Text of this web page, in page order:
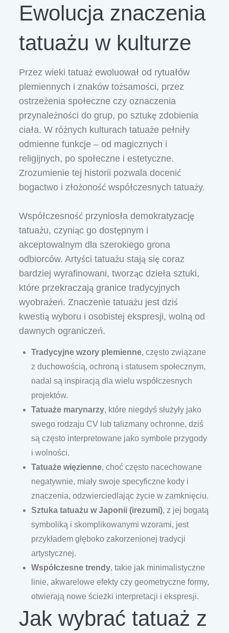
Ewolucja znaczenia
tatuażu w kulturze
Przez wieki tatuaż ewoluował od rytuałów
plemiennych i znaków tożsamości, przez
ostrzeżenia społeczne czy oznaczenia
przynależności do grup, po sztukę zdobienia
ciała. W różnych kulturach tatuaże pełniły
odmienne funkcje – od magicznych i
religijnych, po społeczne i estetyczne.
Zrozumienie tej historii pozwala docenić
bogactwo i złożoność współczesnych tatuaży.
Współczesność przyniosła demokratyzację
tatuażu, czyniąc go dostępnym i
akceptowalnym dla szerokiego grona
odbiorców. Artyści tatuażu stają się coraz
bardziej wyrafinowani, tworząc dzieła sztuki,
które przekraczają granice tradycyjnych
wyobrażeń. Znaczenie tatuażu jest dziś
kwestią wyboru i osobistej ekspresji, wolną od
dawnych ograniczeń.
Tradycyjne wzory plemienne, często związane
z duchowością, ochroną i statusem społecznym,
nadal są inspiracją dla wielu współczesnych
projektów.
Tatuaże marynarzy, które niegdyś służyły jako
swego rodzaju CV lub talizmany ochronne, dziś
są często interpretowane jako symbole przygody
i wolności.
Tatuaże więzienne, choć często nacechowane
negatywnie, miały swoje specyficzne kody i
znaczenia, odzwierciedlając życie w zamknięciu.
Sztuka tatuażu w Japonii (irezumi), z jej bogatą
symboliką i skomplikowanymi wzorami, jest
przykładem głęboko zakorzenionej tradycji
artystycznej.
Współczesne trendy, takie jak minimalistyczne
linie, akwarelowe efekty czy geometryczne formy,
otwierają nowe ścieżki interpretacji i ekspresji.
Jak wybrać tatuaż z